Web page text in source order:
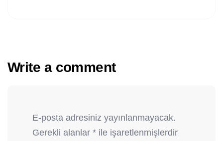
Write a comment
E-posta adresiniz yayınlanmayacak.
Gerekli alanlar * ile işaretlenmişlerdir